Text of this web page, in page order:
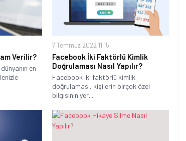
Verilir?
en
7 Temmuz 2022 11:15
Facebook İki Faktörlü Kimlik
Doğrulaması Nasıl Yapılır?
Facebook iki faktörlü kimlik
doğrulaması, kişilerin birçok özel
bilgisinin yer...